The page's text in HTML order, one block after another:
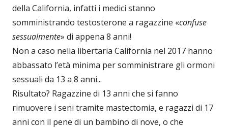
della California, infatti i medici stanno
somministrando testosterone a ragazzine «confuse
sessualmente» di appena 8 anni!
Non a caso nella libertaria California nel 2017 hanno
abbassato l’età minima per somministrare gli ormoni
sessuali da 13 a 8 anni...
Risultato? Ragazzine di 13 anni che si fanno
rimuovere i seni tramite mastectomia, e ragazzi di 17
anni con il pene di un bambino di nove, o che